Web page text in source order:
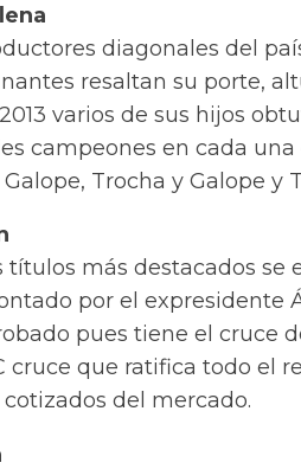
diagonales del
resaltan su porte,
varios de sus hijos
campeones en cada
Trocha y Galope y
títulos más destacados se
por el expresidente
pues tiene el cruce
cruce que ratifica todo el
del mercado.